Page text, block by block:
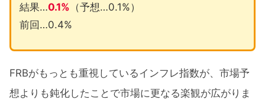
結果…0.1% （予想…0.1%）
前回…0.4%
FRBがもっとも重視しているインフレ指数が、市場予
想よりも鈍化したことで市場に更なる楽観が広がりま